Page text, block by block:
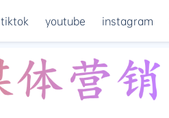
tiktok youtube instagram